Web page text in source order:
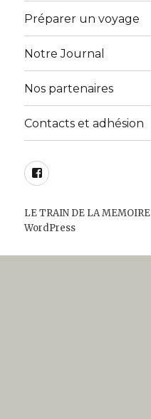
Préparer un voyage
Notre Journal
Nos partenaires
Contacts et adhésion
Facebook
LE TRAIN DE LA MEMOIRE
WordPress